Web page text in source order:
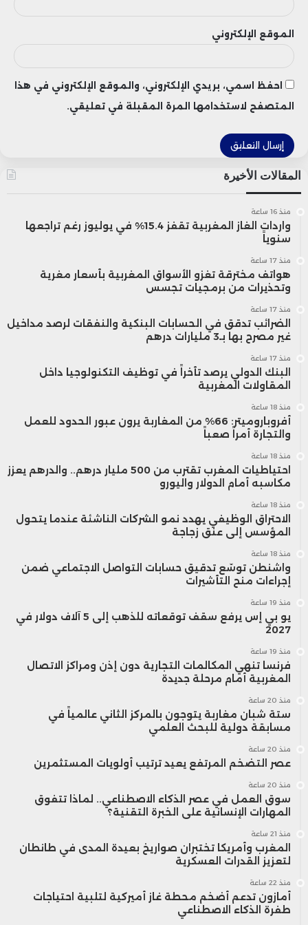
نادية فتاح
الموقع الإلكتروني
احفظ اسمي، بريدي الإلكتروني، والموقع الإلكتروني في هذا
المتصفح لاستخدامها المرة المقبلة في تعليقي.
المقالات الأخيرة
منذ 16 ساعة
واردات الغاز المغربية تقفز 15.4% في يوليوز رغم تراجعها
سنوياً
منذ 17 ساعة
هواتف مخترقة تغزو الأسواق المغربية بأسعار مغرية
وتحذيرات من برمجيات تجسس
منذ 17 ساعة
الضرائب تدقق في الحسابات البنكية والنفقات لرصد مداخيل
غير مصرح بها بـ3 مليارات درهم
منذ 17 ساعة
البنك الدولي يرصد تأخراً في توظيف التكنولوجيا داخل
المقاولات المغربية
منذ 18 ساعة
أفروباروميتر: 66% من المغاربة يرون عبور الحدود للعمل
والتجارة أمراً صعباً
منذ 18 ساعة
احتياطيات المغرب تقترب من 500 مليار درهم.. والدرهم يعزز
مكاسبه أمام الدولار واليورو
منذ 18 ساعة
الاحتراق الوظيفي يهدد نمو الشركات الناشئة عندما يتحول
المؤسس إلى عنق زجاجة
منذ 18 ساعة
واشنطن توسّع تدقيق حسابات التواصل الاجتماعي ضمن
إجراءات منح التأشيرات
منذ 19 ساعة
يو بي إس يرفع سقف توقعاته للذهب إلى 5 آلاف دولار في
2027
منذ 19 ساعة
فرنسا تنهي المكالمات التجارية دون إذن ومراكز الاتصال
المغربية أمام مرحلة جديدة
منذ 20 ساعة
ستة شبان مغاربة يتوجون بالمركز الثاني عالمياً في
مسابقة دولية للبحث العلمي
منذ 20 ساعة
عصر التضخم المرتفع يعيد ترتيب أولويات المستثمرين
منذ 20 ساعة
سوق العمل في عصر الذكاء الاصطناعي.. لماذا تتفوق
المهارات الإنسانية على الخبرة التقنية؟
منذ 21 ساعة
المغرب وأمريكا تختبران صواريخ بعيدة المدى في طانطان
لتعزيز القدرات العسكرية
منذ 22 ساعة
أمازون تدعم أضخم محطة غاز أميركية لتلبية احتياجات
طفرة الذكاء الاصطناعي